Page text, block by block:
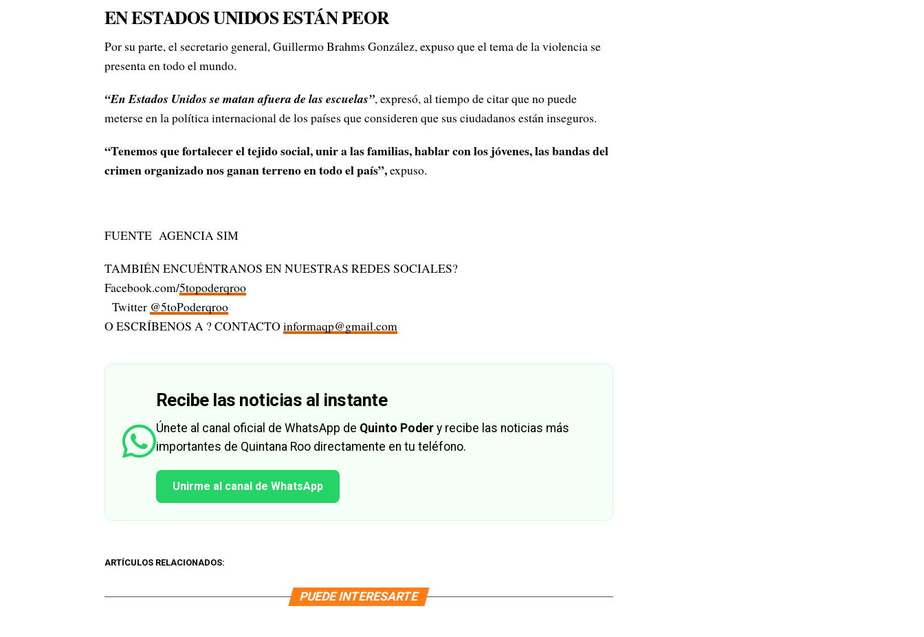
EN ESTADOS UNIDOS ESTÁN PEOR
Por su parte, el secretario general, Guillermo Brahms González, expuso que el tema de la violencia se
presenta en todo el mundo.
“En Estados Unidos se matan afuera de las escuelas”, expresó, al tiempo de citar que no puede
meterse en la política internacional de los países que consideren que sus ciudadanos están inseguros.
“Tenemos que fortalecer el tejido social, unir a las familias, hablar con los jóvenes, las bandas del
crimen organizado nos ganan terreno en todo el país”,expuso.
FUENTE AGENCIA SIM
TAMBIÉN ENCUÉNTRANOS EN NUESTRAS REDES SOCIALES?
Facebook.com/5topoderqroo
Twitter @5toPoderqroo
O ESCRÍBENOS A ? CONTACTO informaqp@gmail.com
Recibe las noticias al instante
Únete al canal oficial de WhatsApp de Quinto Poder y recibe las noticias más
importantes de Quintana Roo directamente en tu teléfono.
Unirme al canal de WhatsApp
ARTÍCULOS RELACIONADOS:
PUEDE INTERESARTE